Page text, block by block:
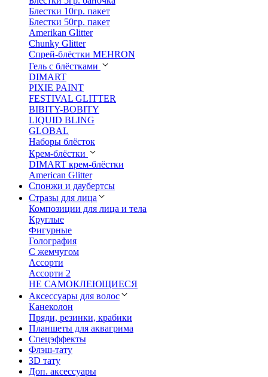
Блестки 10гр. пакет
Блестки 50гр. пакет
Amerikan Glitter
Chunky Glitter
Спрей-блёстки MEHRON
Гель с блёстками
DIMART
PIXIE PAINT
FESTIVAL GLITTER
BIBITY-BOBITY
LIQUID BLING
GLOBAL
Наборы блёсток
Крем-блёстки
DIMART крем-блёстки
American Glitter
Спонжи и даубертсы
Стразы для лица
Композиции для лица и тела
Круглые
Фигурные
Голография
С жемчугом
Ассорти
Ассорти 2
НЕ САМОКЛЕЮЩИЕСЯ
Аксессуары для волос
Канеколон
Пряди, резинки, крабики
Планшеты для аквагрима
Спецэффекты
Флэш-тату
3D тату
Доп. аксессуары